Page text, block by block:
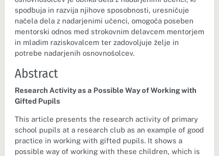
spodbuja in razvija njihove sposobnosti, uresničuje
načela dela z nadarjenimi učenci, omogoča poseben
mentorski odnos med strokovnim delavcem mentorjem
in mladim raziskovalcem ter zadovoljuje želje in
potrebe nadarjenih osnovnošolcev.
Abstract
Research Activity as a Possible Way of Working with
Gifted Pupils
This article presents the research activity of primary
school pupils at a research club as an example of good
practice in working with gifted pupils. It shows a
possible way of working with these children, which is